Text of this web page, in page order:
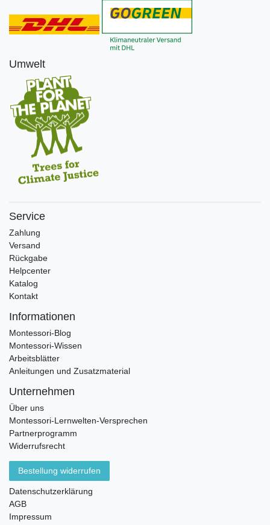
Umwelt
Service
Zahlung
Versand
Rückgabe
Helpcenter
Katalog
Kontakt
Informationen
Montessori-Blog
Montessori-Wissen
Arbeitsblätter
Anleitungen und Zusatzmaterial
Unternehmen
Über uns
Montessori-Lernwelten-Versprechen
Partnerprogramm
Widerrufsrecht
Bestellung widerrufen
Datenschutzerklärung
AGB
Impressum